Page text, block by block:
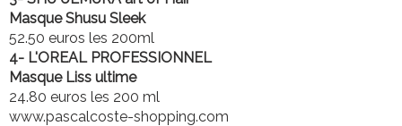
Masque Shusu Sleek
52.50 euros les 200ml
4- L'OREAL PROFESSIONNEL
Masque Liss ultime
24.80 euros les 200 ml
www.pascalcoste-shopping.com